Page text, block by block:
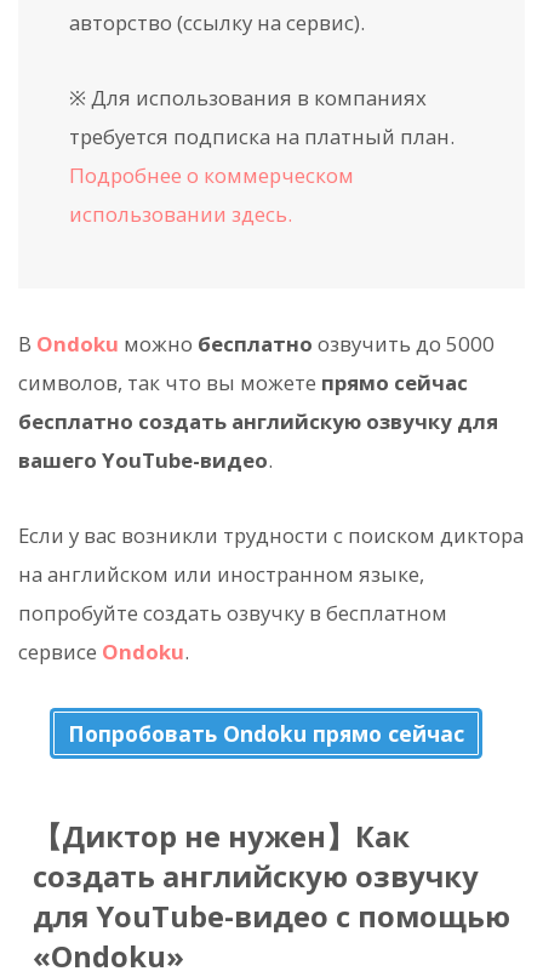
авторство (ссылку на сервис).
※ Для использования в компаниях
требуется подписка на платный план.
Подробнее о коммерческом
использовании здесь.
В Ondoku можно бесплатно озвучить до 5000
символов, так что вы можете прямо сейчас
бесплатно создать английскую озвучку для
вашего YouTube-видео.
Если у вас возникли трудности с поиском диктора
на английском или иностранном языке,
попробуйте создать озвучку в бесплатном
сервисе Ondoku.
Попробовать Ondoku прямо сейчас
【Диктор не нужен】Как
создать английскую озвучку
для YouTube-видео с помощью
«Ondoku»